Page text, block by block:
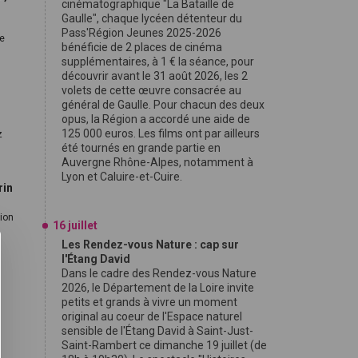
cinématographique "La Bataille de
Gaulle", chaque lycéen détenteur du
Pass'Région Jeunes 2025-2026
bénéficie de 2 places de cinéma
supplémentaires, à 1 € la séance, pour
découvrir avant le 31 août 2026, les 2
volets de cette œuvre consacrée au
général de Gaulle. Pour chacun des deux
opus, la Région a accordé une aide de
125 000 euros. Les films ont par ailleurs
été tournés en grande partie en
Auvergne Rhône-Alpes, notamment à
Lyon et Caluire-et-Cuire.
16 juillet
Les Rendez-vous Nature : cap sur
l'Étang David
Dans le cadre des Rendez-vous Nature
2026, le Département de la Loire invite
petits et grands à vivre un moment
original au coeur de l'Espace naturel
sensible de l'Étang David à Saint-Just-
Saint-Rambert ce dimanche 19 juillet (de